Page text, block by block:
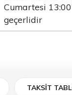
Cumartesi
geçerlidir
TAKSİT